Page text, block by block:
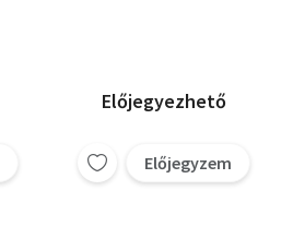
Előjegyezhető
Előjegyzem